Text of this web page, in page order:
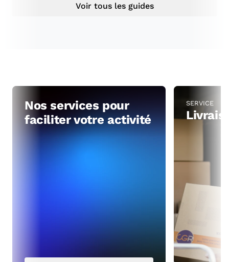
Voir tous les guides
Nos services pour
faciliter votre activité
SERVICE